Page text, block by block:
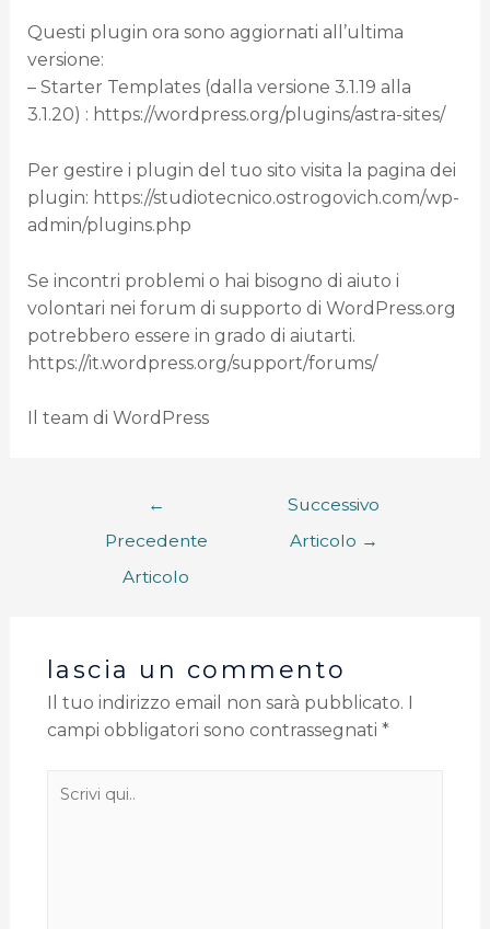
Questi plugin ora sono aggiornati all’ultima
versione:
– Starter Templates (dalla versione 3.1.19 alla
3.1.20) : https://wordpress.org/plugins/astra-sites/
Per gestire i plugin del tuo sito visita la pagina dei
plugin: https://studiotecnico.ostrogovich.com/wp-
admin/plugins.php
Se incontri problemi o hai bisogno di aiuto i
volontari nei forum di supporto di WordPress.org
potrebbero essere in grado di aiutarti.
https://it.wordpress.org/support/forums/
Il team di WordPress
←
Precedente
Articolo
Successivo
Articolo →
lascia un commento
Il tuo indirizzo email non sarà pubblicato.
campi obbligatori sono contrassegnati *